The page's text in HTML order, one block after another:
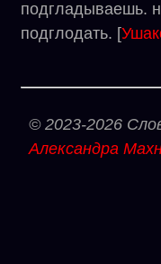
подгладываешь.
подглодать. [
© 2023-2026
Александра